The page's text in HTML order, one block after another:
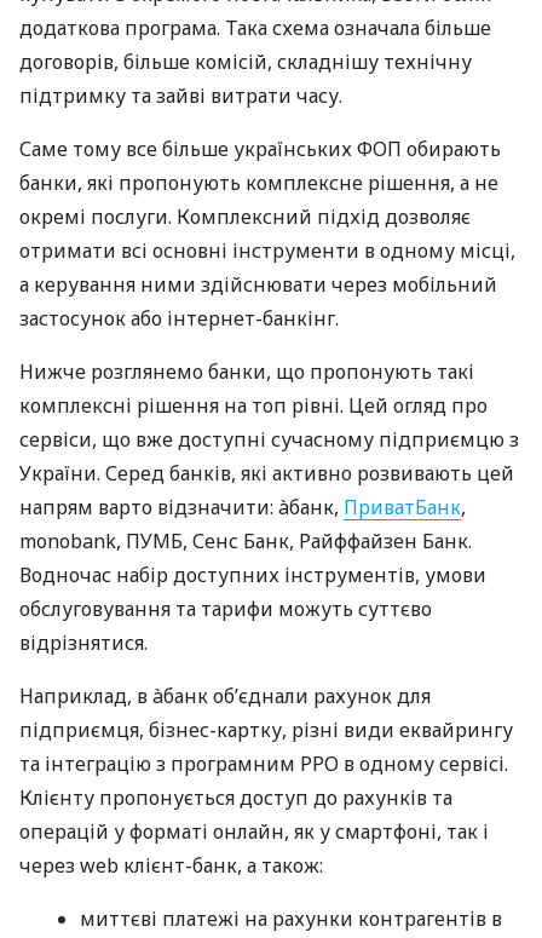
додаткова програма. Така схема означала більше
договорів, більше комісій, складнішу технічну
підтримку та зайві витрати часу.
Саме тому все більше українських ФОП обирають
банки, які пропонують комплексне рішення, а не
окремі послуги. Комплексний підхід дозволяє
отримати всі основні інструменти в одному місці,
а керування ними здійснювати через мобільний
застосунок або інтернет-банкінг.
Нижче розглянемо банки, що пропонують такі
комплексні рішення на топ рівні. Цей огляд про
сервіси, що вже доступні сучасному підприємцю з
України. Серед банків, які активно розвивають цей
напрям варто відзначити: àбанк, ПриватБанк,
monobank, ПУМБ, Сенс Банк, Райффайзен Банк.
Водночас набір доступних інструментів, умови
обслуговування та тарифи можуть суттєво
відрізнятися.
Наприклад, в àбанк об’єднали рахунок для
підприємця, бізнес-картку, різні види еквайрингу
та інтеграцію з програмним РРО в одному сервісі.
Клієнту пропонується доступ до рахунків та
операцій у форматі онлайн, як у смартфоні, так і
через web клієнт-банк, а також:
миттєві платежі на рахунки контрагентів в